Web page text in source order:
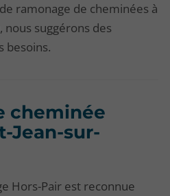
ramonage de cheminées à
nous suggérons des
besoins.
cheminée
Jean-sur-
Hors-Pair est reconnue